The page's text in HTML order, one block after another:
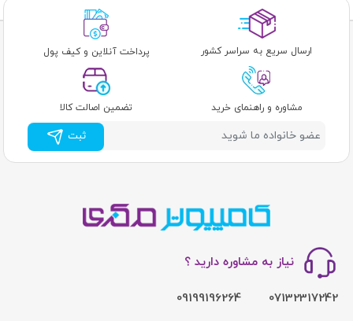
ارسال سریع به سراسر کشور پرداخت آنلاین و کیف پول
مشاوره و راهنمای خرید تضمین اصالت کالا
ثبت
نیاز به مشاوره دارید ؟
07132317242
09199196264